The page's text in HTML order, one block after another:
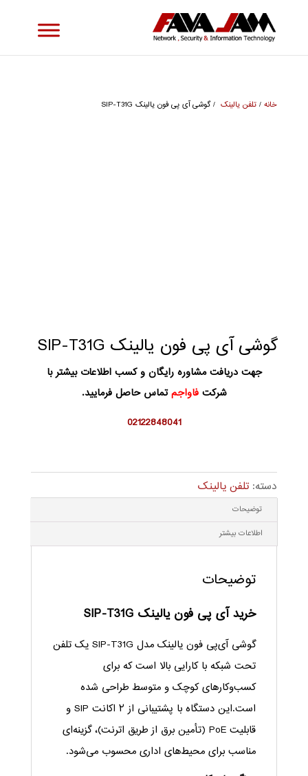
خانه/ تلفن یالینک / گوشی آی پی فون یالینک SIP-T31G
گوشی آی پی فون یالینک SIP-T31G
جهت دریافت مشاوره رایگان و کسب اطلاعات بیشتر با
شرکتفاواجمتماس حاصل فرمایید.
02122848041
دسته: تلفن یالینک
توضیحات
اطلاعات بیشتر
توضیحات
خرید آی پی فون یالینک SIP-T31G
گ
وشی آی‌پی فون یالینک مدل SIP-T31G یک تلفن
تحت شبکه با کارایی بالا است که برای
کسب‌وکارهای کوچک و متوسط طراحی شده
است.این دستگاه با پشتیبانی از ۲ اکانت SIP و
قابلیت PoE (تأمین برق از طریق اترنت)، گزینه‌ای
مناسب برای محیط‌های اداری محسوب می‌شود.